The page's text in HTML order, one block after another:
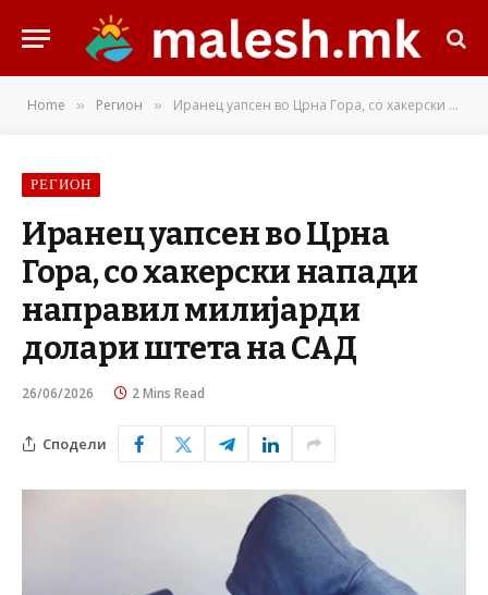
Home » Регион » Иранец уапсен во Црна Гора, со хакерски напади направил милијарди долари штета на САД
РЕГИОН
Иранец уапсен во Црна
Гора, со хакерски напади
направил милијарди
долари штета на САД
26/06/2026 2 Mins Read
Сподели